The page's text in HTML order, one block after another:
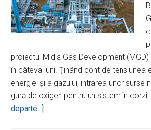
proiectul Midia Gas Development
în câteva luni. Ţinând cont de tensiunea
energiei şi a gazului, intrarea unor surse
gură de oxigen pentru un sistem în corzi.
departe...]